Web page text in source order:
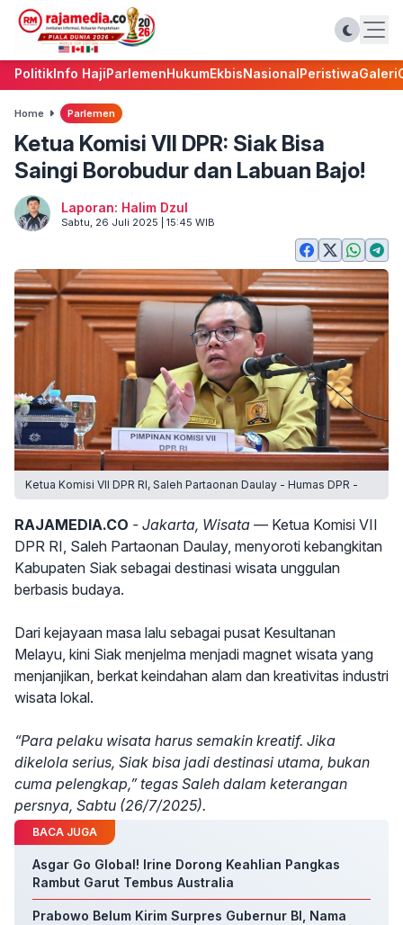
PolitikInfo HajiParlemenHukumEkbisNasionalPeristiwaGaleri
Home Parlemen
Ketua Komisi VII DPR: Siak Bisa
Saingi Borobudur dan Labuan Bajo!
Laporan: Halim Dzul
Sabtu, 26 Juli 2025 | 15:45 WIB
Ketua Komisi VII DPR RI, Saleh Partaonan Daulay - Humas DPR -
RAJAMEDIA.CO - Jakarta, Wisata —Ketua Komisi VII
DPR RI, Saleh Partaonan Daulay, menyoroti kebangkitan
Kabupaten Siak sebagai destinasi wisata unggulan
berbasis budaya.
Dari kejayaan masa lalu sebagai pusat Kesultanan
Melayu, kini Siak menjelma menjadi magnet wisata yang
menjanjikan, berkat keindahan alam dan kreativitas industri
wisata lokal.
“Para pelaku wisata harus semakin kreatif. Jika
dikelola serius, Siak bisa jadi destinasi utama, bukan
cuma pelengkap,” tegas Saleh dalam keterangan
persnya, Sabtu (26/7/2025).
BACA JUGA
Asgar Go Global! Irine Dorong Keahlian Pangkas
Rambut Garut Tembus Australia
Prabowo Belum Kirim Surpres Gubernur BI, Nama